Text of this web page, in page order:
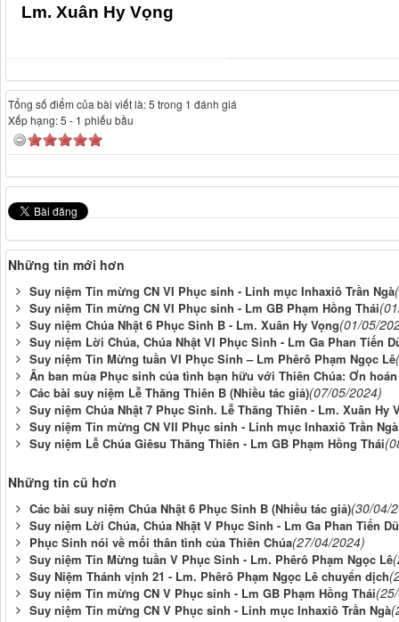
Lm. Xuân Hy Vọng
Tổng số điểm của bài viết là: 5 trong 1 đánh giá
Xếp hạng:5 - 1 phiếu bầu
Những tin mới hơn
Suy niệm Tin mừng CN VI Phục sinh - Linh mục Inhaxiô Trần Ngà
Suy niệm Tin mừng CN VI Phục sinh - Lm GB Phạm Hồng Thái
Suy niệm Chúa Nhật 6 Phục Sinh B - Lm. Xuân Hy Vọng(01/05/
Suy niệm Lời Chúa, Chúa Nhật VI Phục Sinh - Lm Ga Phan Tiến
Suy niệm Tin Mừng tuần VI Phục Sinh – Lm Phêrô Phạm Ngọc Lê
Ân ban mùa Phục sinh của tình bạn hữu với Thiên Chúa: Ơn
Các bài suy niệm Lễ Thăng Thiên B (Nhiều tác giả)(07/05/2024)
Suy niệm Chúa Nhật 7 Phục Sinh. Lễ Thăng Thiên - Lm. Xuân Hy
Suy niệm Tin mừng CN VII Phục sinh - Linh mục Inhaxiô Trần Ngà
Suy niệm Lễ Chúa Giêsu Thăng Thiên - Lm GB Phạm Hồng Thái
Những tin cũ hơn
Các bài suy niệm Chúa Nhật 6 Phục Sinh B (Nhiều tác giả)(30/04/
Suy niệm Lời Chúa, Chúa Nhật V Phục Sinh - Lm Ga Phan Tiến
Phục Sinh nói về mối thân tình của Thiên Chúa(27/04/2024)
Suy niệm Tin Mừng tuần V Phục Sinh - Lm. Phêrô Phạm Ngọc Lê
Suy Niệm Thánh vịnh 21 - Lm. Phêrô Phạm Ngọc Lê chuyển dịch
Suy niệm Tin mừng CN V Phục sinh - Lm GB Phạm Hồng Thái
Suy niệm Tin mừng CN V Phục sinh - Linh mục Inhaxiô Trần Ngà